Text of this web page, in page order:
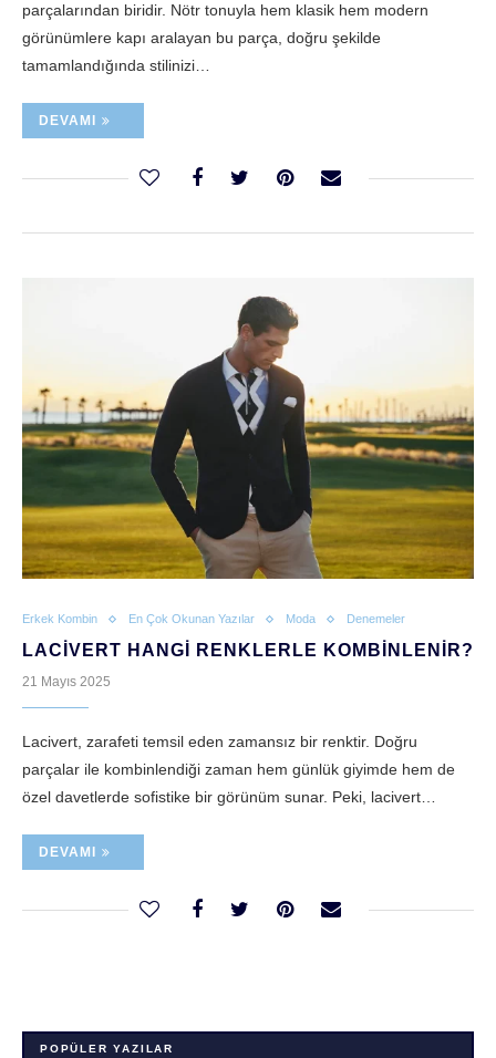
parçalarından biridir. Nötr tonuyla hem klasik hem modern
görünümlere kapı aralayan bu parça, doğru şekilde
tamamlandığında stilinizi…
DEVAMI
Erkek Kombin En Çok Okunan Yazılar Moda Denemeler
LACIVERT HANGI RENKLERLE KOMBINLENIR?
21 Mayıs 2025
Lacivert, zarafeti temsil eden zamansız bir renktir. Doğru
parçalar ile kombinlendiği zaman hem günlük giyimde hem de
özel davetlerde sofistike bir görünüm sunar. Peki, lacivert…
DEVAMI
POPÜLER YAZILAR